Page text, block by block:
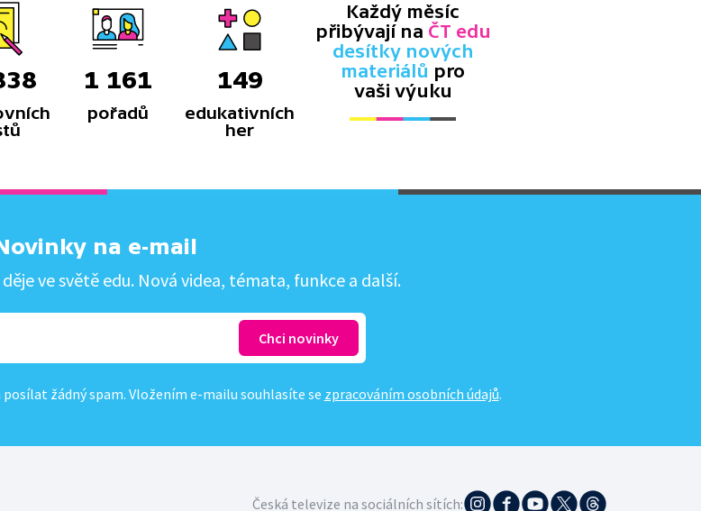
1 161
pořadů
149
edukativních
her
Každý měsíc
přibývají na ČT edu
desítky nových
materiálů pro
vaši výuku
na e-mail
ve světě edu. Nová videa, témata, funkce a další.
žádný spam. Vložením e-mailu souhlasíte se zpracováním osobních údajů.